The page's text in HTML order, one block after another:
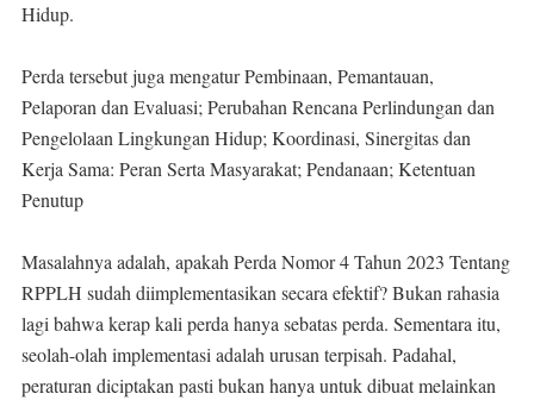
Hidup.
Perda tersebut juga mengatur Pembinaan, Pemantauan,
Pelaporan dan Evaluasi; Perubahan Rencana Perlindungan dan
Pengelolaan Lingkungan Hidup; Koordinasi, Sinergitas dan
Kerja Sama: Peran Serta Masyarakat; Pendanaan; Ketentuan
Penutup
Masalahnya adalah, apakah Perda Nomor 4 Tahun 2023 Tentang
RPPLH sudah diimplementasikan secara efektif? Bukan rahasia
lagi bahwa kerap kali perda hanya sebatas perda. Sementara itu,
seolah-olah implementasi adalah urusan terpisah. Padahal,
peraturan diciptakan pasti bukan hanya untuk dibuat melainkan